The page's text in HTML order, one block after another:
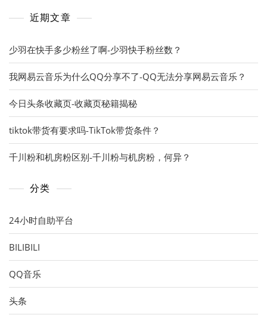
近期文章
少羽在快手多少粉丝了啊-少羽快手粉丝数？
我网易云音乐为什么QQ分享不了-QQ无法分享网易云音乐？
今日头条收藏页-收藏页秘籍揭秘
tiktok带货有要求吗-TikTok带货条件？
千川粉和机房粉区别-千川粉与机房粉，何异？
分类
24小时自助平台
BILIBILI
QQ音乐
头条